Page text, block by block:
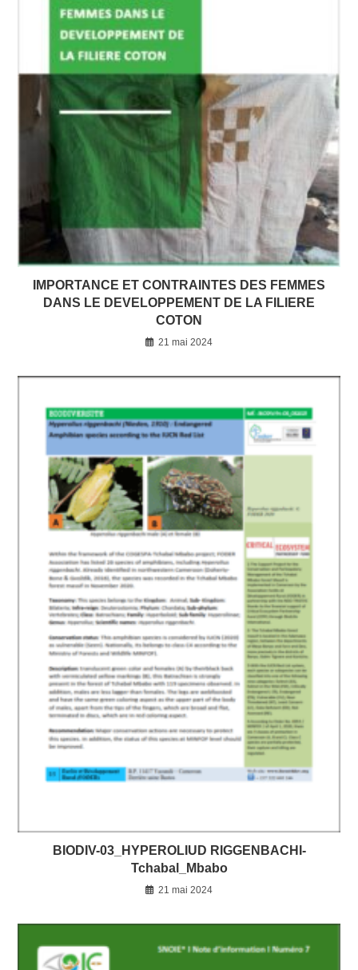
IMPORTANCE ET CONTRAINTES DES FEMMES
DANS LE DEVELOPPEMENT DE LA FILIERE
COTON
21 mai 2024
BIODIV-03_HYPEROLIUD RIGGENBACHI-
Tchabal_Mbabo
21 mai 2024